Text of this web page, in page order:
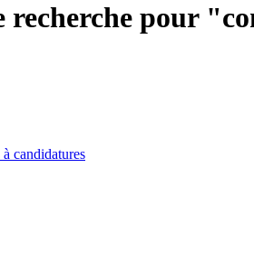
recherche pour
candidatures